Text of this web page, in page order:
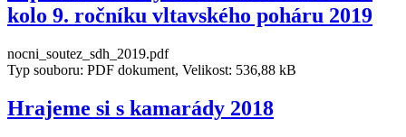
kolo 9. ročníku vltavského poháru 2019
nocni_soutez_sdh_2019.pdf
Typ souboru: PDF dokument, Velikost: 536,88 kB
Hrajeme si s kamarády 2018